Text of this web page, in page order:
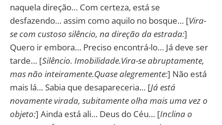
naquela direção… Com certeza, está se
desfazendo… assim como aquilo no bosque… [Vira-
se com custoso silêncio, na direção da estrada:]
Quero ir embora… Preciso encontrá-lo… Já deve ser
tarde… [Silêncio. Imobilidade.Vira-se abruptamente,
mas não inteiramente.Quase alegremente:] Não está
mais lá… Sabia que desapareceria… [Já está
novamente virada, subitamente olha mais uma vez o
objeto:] Ainda está ali… Deus do Céu… [Inclina o